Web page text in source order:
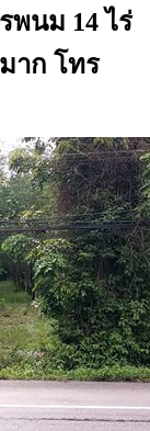
พนม 14 ไร่
าก โทร